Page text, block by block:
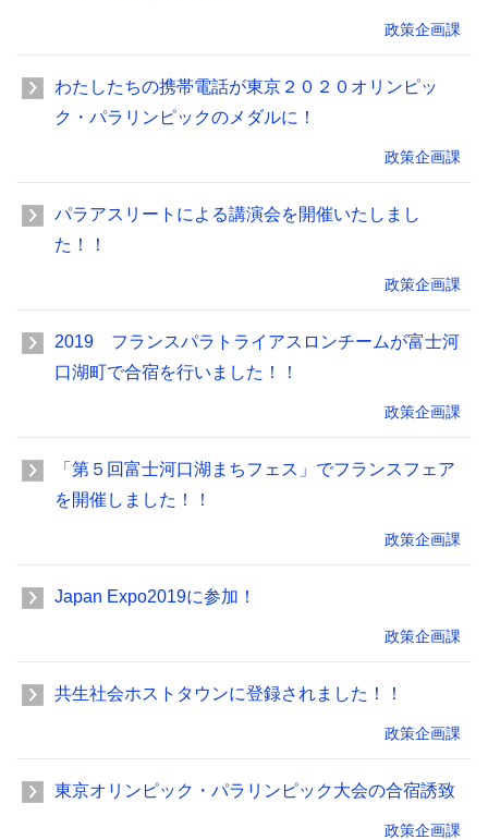
政策企画課
わたしたちの携帯電話が東京２０２０オリンピッ
ク・パラリンピックのメダルに！
政策企画課
パラアスリートによる講演会を開催いたしまし
た！！
政策企画課
2019 フランスパラトライアスロンチームが富士河
口湖町で合宿を行いました！！
政策企画課
「第５回富士河口湖まちフェス」でフランスフェア
を開催しました！！
政策企画課
Japan Expo2019に参加！
政策企画課
共生社会ホストタウンに登録されました！！
政策企画課
東京オリンピック・パラリンピック大会の合宿誘致
政策企画課